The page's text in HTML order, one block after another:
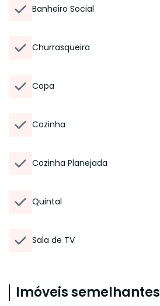
Banheiro Social
Churrasqueira
Copa
Cozinha
Cozinha Planejada
Quintal
Sala de TV
Imóveis semelhantes